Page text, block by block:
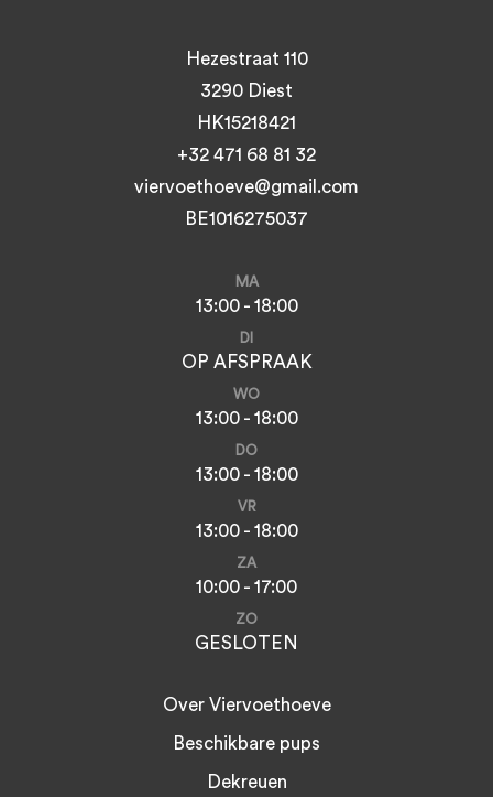
Hezestraat 110
3290 Diest
HK15218421
+32 471 68 81 32
viervoethoeve@gmail.com
BE1016275037
MA
13:00 - 18:00
DI
OP AFSPRAAK
WO
13:00 - 18:00
DO
13:00 - 18:00
VR
13:00 - 18:00
ZA
10:00 - 17:00
ZO
GESLOTEN
Over Viervoethoeve
Beschikbare pups
Dekreuen